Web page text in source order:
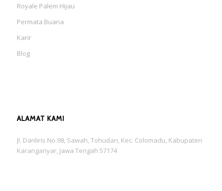
Royale Palem Hijau
Permata Buana
Karir
Blog
ALAMAT KAMI
Jl. Danliris No.98, Sawah, Tohudan, Kec. Colomadu, Kabupaten
Karanganyar, Jawa Tengah 57174